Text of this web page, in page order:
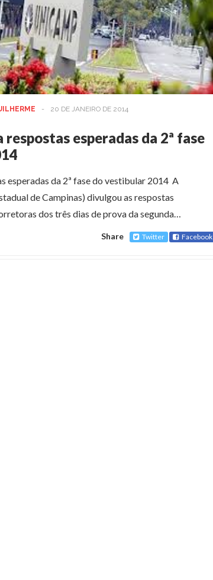
- 20 DE JANEIRO DE 2014
esperadas da 2ª fase
esperadas da 2ª fase do vestibular 2014 A
de Campinas) divulgou as respostas
dos três dias de prova da segunda…
Share Twitter Facebook